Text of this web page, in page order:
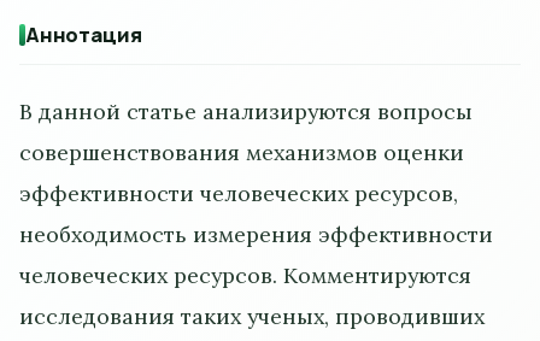
Аннотация
В данной статье анализируются вопросы
совершенствования механизмов оценки
эффективности человеческих ресурсов,
необходимость измерения эффективности
человеческих ресурсов. Комментируются
исследования таких ученых, проводивших